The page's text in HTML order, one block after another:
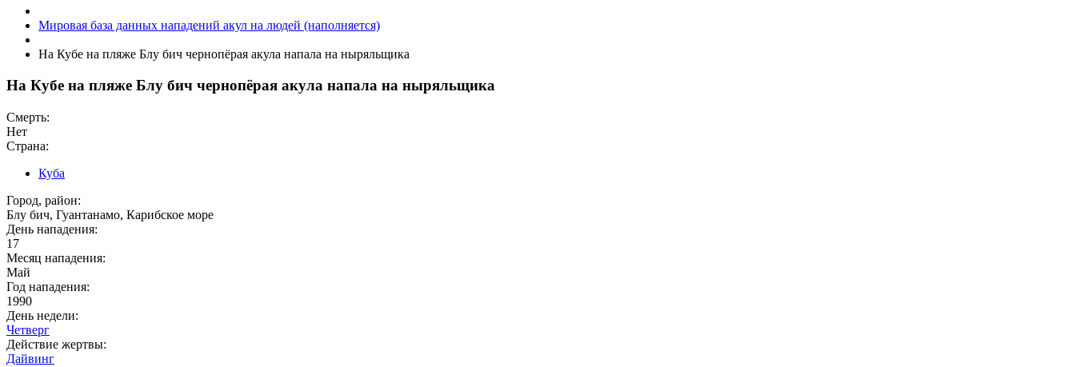
Мировая база данных нападений акул на людей (наполняется)
На Кубе на пляже Блу бич чернопёрая акула напала на ныряльщика
На Кубе на пляже Блу бич чернопёрая акула напала на ныряльщика
Смерть:
Нет
Страна:
Куба
Город, район:
Блу бич, Гуантанамо, Карибское море
День нападения:
17
Месяц нападения:
Май
Год нападения:
1990
День недели:
Четверг
Действие жертвы:
Дайвинг